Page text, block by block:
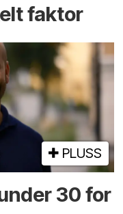
faktor
PLUSS
30 for